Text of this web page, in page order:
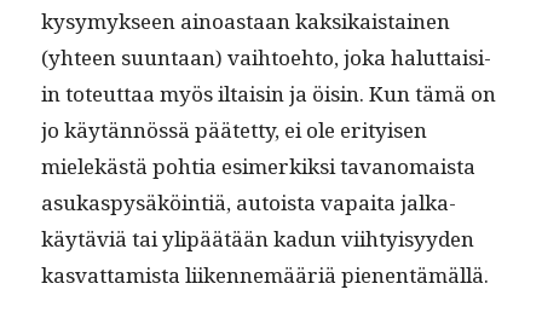
kysymyk­seen ain­oas­taan kak­sikaistainen
(yhteen suun­taan) vai­h­toe­hto, joka halut­taisi­
in toteut­taa myös iltaisin ja öisin. Kun tämä on
jo käytän­nössä päätet­ty, ei ole eri­tyisen
mielekästä pohtia esimerkik­si tavanomaista
asukaspysäköin­tiä, autoista vapai­ta jalka­
käytäviä tai ylipäätään kadun viihty­isyy­den
kas­vat­tamista liiken­nemääriä pienentämällä.